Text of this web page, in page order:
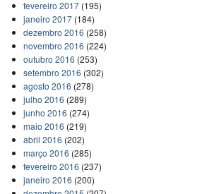
fevereiro 2017(195)
janeiro 2017(184)
dezembro 2016 (258)
novembro 2016 (224)
outubro 2016 (253)
setembro 2016 (302)
agosto 2016 (278)
julho 2016 (289)
junho 2016 (274)
maio 2016 (219)
abril 2016 (202)
março 2016 (285)
fevereiro 2016 (237)
janeiro 2016 (200)